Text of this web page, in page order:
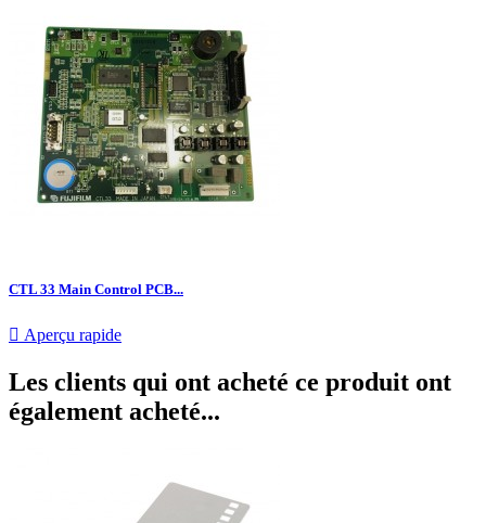
CTL 33 Main Control PCB...
 Aperçu rapide
Les clients qui ont acheté ce produit ont
également acheté...